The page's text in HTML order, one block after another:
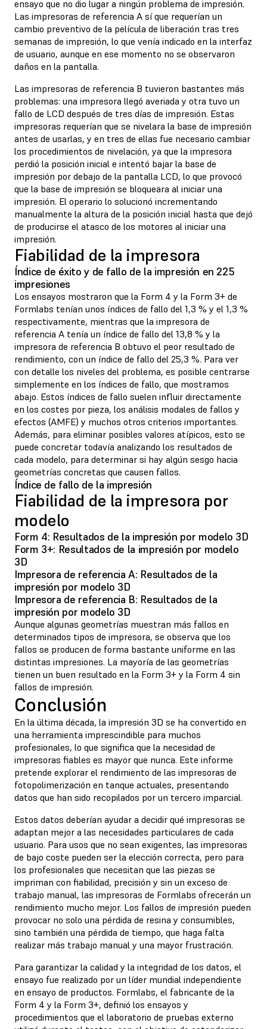
ensayo que no dio lugar a ningún problema de impresión.
Las impresoras de referencia A sí que requerían un
cambio preventivo de la película de liberación tras tres
semanas de impresión, lo que venía indicado en la interfaz
de usuario, aunque en ese momento no se observaron
daños en la pantalla.
Las impresoras de referencia B tuvieron bastantes más
problemas: una impresora llegó averiada y otra tuvo un
fallo de LCD después de tres días de impresión. Estas
impresoras requerían que se nivelara la base de impresión
antes de usarlas, y en tres de ellas fue necesario cambiar
los procedimientos de nivelación, ya que la impresora
perdió la posición inicial e intentó bajar la base de
impresión por debajo de la pantalla LCD, lo que provocó
que la base de impresión se bloqueara al iniciar una
impresión. El operario lo solucionó incrementando
manualmente la altura de la posición inicial hasta que dejó
de producirse el atasco de los motores al iniciar una
impresión.
Fiabilidad de la impresora
Índice de éxito y de fallo de la impresión en 225
impresiones
Los ensayos mostraron que la Form 4 y la Form 3+ de
Formlabs tenían unos índices de fallo del 1,3 % y el 1,3 %
respectivamente, mientras que la impresora de
referencia A tenía un índice de fallo del 13,8 % y la
impresora de referencia B obtuvo el peor resultado de
rendimiento, con un índice de fallo del 25,3 %. Para ver
con detalle los niveles del problema, es posible centrarse
simplemente en los índices de fallo, que mostramos
abajo. Estos índices de fallo suelen influir directamente
en los costes por pieza, los análisis modales de fallos y
efectos (AMFE) y muchos otros criterios importantes.
Además, para eliminar posibles valores atípicos, esto se
puede concretar todavía analizando los resultados de
cada modelo, para determinar si hay algún sesgo hacia
geometrías concretas que causen fallos.
Índice de fallo de la impresión
Fiabilidad de la impresora por
modelo
Form 4: Resultados de la impresión por modelo 3D
Form 3+: Resultados de la impresión por modelo
3D
Impresora de referencia A: Resultados de la
impresión por modelo 3D
Impresora de referencia B: Resultados de la
impresión por modelo 3D
Aunque algunas geometrías muestran más fallos en
determinados tipos de impresora, se observa que los
fallos se producen de forma bastante uniforme en las
distintas impresiones. La mayoría de las geometrías
tienen un buen resultado en la Form 3+ y la Form 4 sin
fallos de impresión.
Conclusión
En la última década, la impresión 3D se ha convertido en
una herramienta imprescindible para muchos
profesionales, lo que significa que la necesidad de
impresoras fiables es mayor que nunca. Este informe
pretende explorar el rendimiento de las impresoras de
fotopolimerización en tanque actuales, presentando
datos que han sido recopilados por un tercero imparcial.
Estos datos deberían ayudar a decidir qué impresoras se
adaptan mejor a las necesidades particulares de cada
usuario. Para usos que no sean exigentes, las impresoras
de bajo coste pueden ser la elección correcta, pero para
los profesionales que necesitan que las piezas se
impriman con fiabilidad, precisión y sin un exceso de
trabajo manual, las impresoras de Formlabs ofrecerán un
rendimiento mucho mejor. Los fallos de impresión pueden
provocar no solo una pérdida de resina y consumibles,
sino también una pérdida de tiempo, que haga falta
realizar más trabajo manual y una mayor frustración.
Para garantizar la calidad y la integridad de los datos, el
ensayo fue realizado por un líder mundial independiente
en ensayo de productos. Formlabs, el fabricante de la
Form 4 y la Form 3+, definió los ensayos y
procedimientos que el laboratorio de pruebas externo